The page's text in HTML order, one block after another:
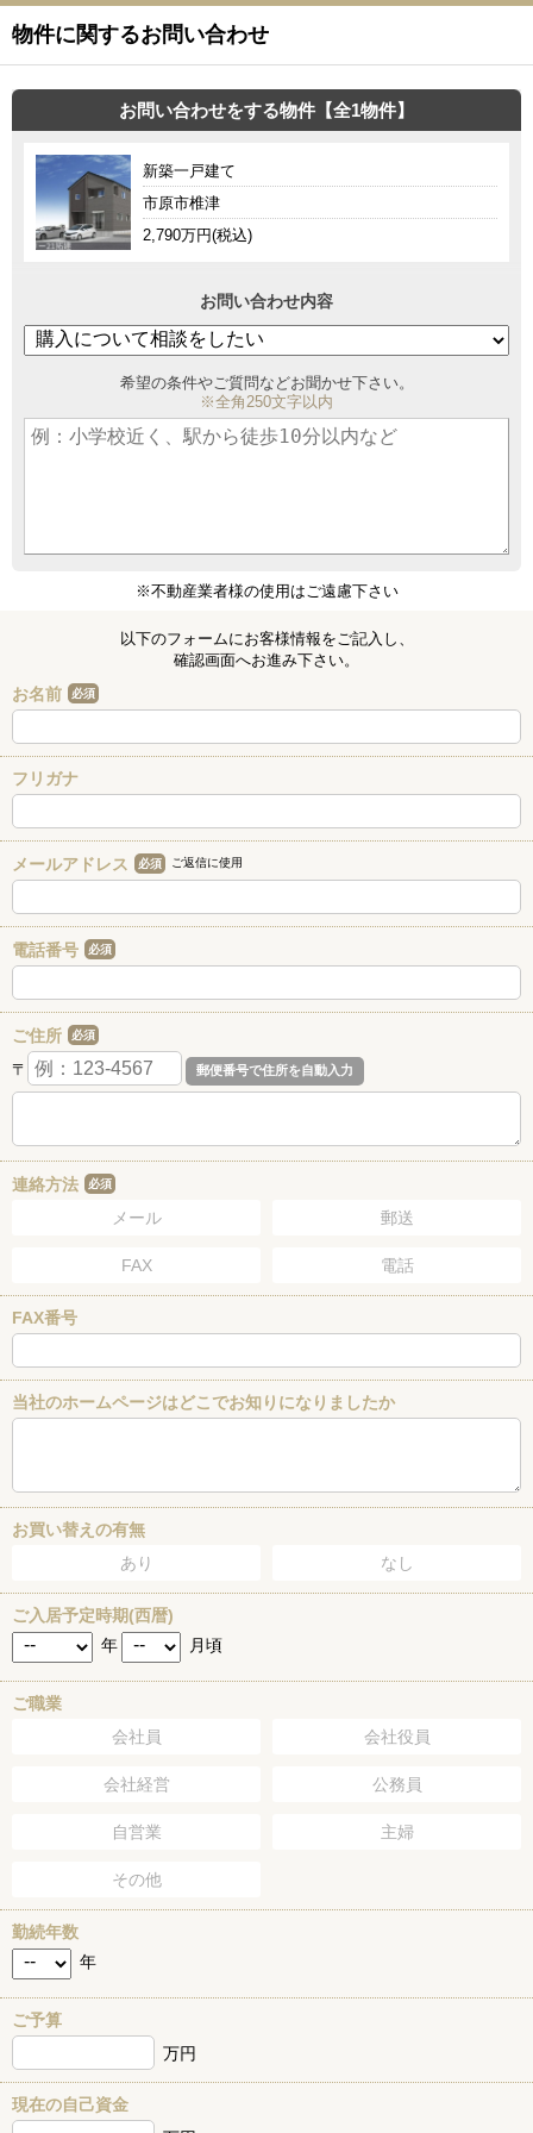
物件に関するお問い合わせ
お問い合わせをする物件【全1物件】
新築一戸建て
市原市椎津
2,790万円(税込)
お問い合わせ内容
希望の条件やご質問などお聞かせ下さい。
※全角250文字以内
※不動産業者様の使用はご遠慮下さい
以下のフォームにお客様情報をご記入し、
確認画面へお進み下さい。
お名前 必須
フリガナ
メールアドレス 必須 ご返信に使用
電話番号 必須
ご住所 必須
〒
連絡方法 必須
メール 郵送
FAX 電話
FAX番号
当社のホームページはどこでお知りになりましたか
お買い替えの有無
あり
なし
ご入居予定時期(西暦)
年
月頃
ご職業
会社員
会社役員
会社経営 公務員
自営業 主婦
その他
勤続年数
年
ご予算
万円
現在の自己資金